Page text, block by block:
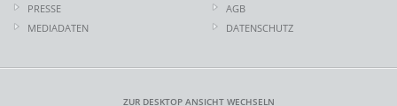
PRESSE
MEDIADATEN
AGB
DATENSCHUTZ
ZUR DESKTOP ANSICHT WECHSELN